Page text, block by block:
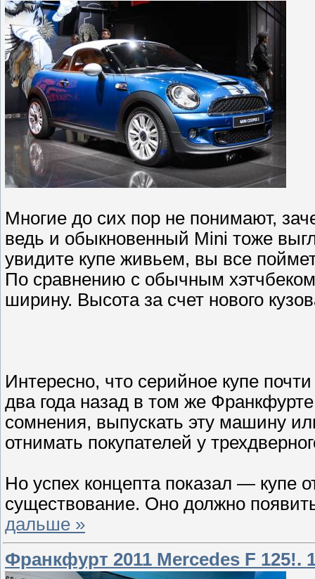
Многие до сих пор не понимают,
ведь и обыкновенный Mini тоже
увидите купе живьем, вы все
По сравнению с обычным
ширину. Высота за счет нового
Интересно, что серийное купе
два года назад в том же
сомнения, выпускать эту машину
отнимать покупателей у
Но успех концепта показал — купе
существование. Оно должно
дальше »
Франкфурт 2011 Mercedes F 125!.